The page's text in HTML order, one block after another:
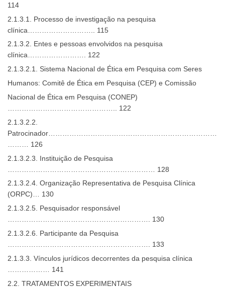
114
2.1.3.1. Processo de investigação na pesquisa
clínica……………………….. 115
2.1.3.2. Entes e pessoas envolvidos na pesquisa
clínica……………………. 122
2.1.3.2.1. Sistema Nacional de Ética em Pesquisa com Seres
Humanos: Comitê de Ética em Pesquisa (CEP) e Comissão
Nacional de Ética em Pesquisa (CONEP)
……………………………………….. 122
2.1.3.2.2.
Patrocinador………………………………………………………………
……… 126
2.1.3.2.3. Instituição de Pesquisa
……………………………………………………… 128
2.1.3.2.4. Organização Representativa de Pesquisa Clínica
(ORPC)… 130
2.1.3.2.5. Pesquisador responsável
……………………………………………………. 130
2.1.3.2.6. Participante da Pesquisa
……………………………………………………. 133
2.1.3.3. Vínculos jurídicos decorrentes da pesquisa clínica
……………… 141
2.2. TRATAMENTOS EXPERIMENTAIS